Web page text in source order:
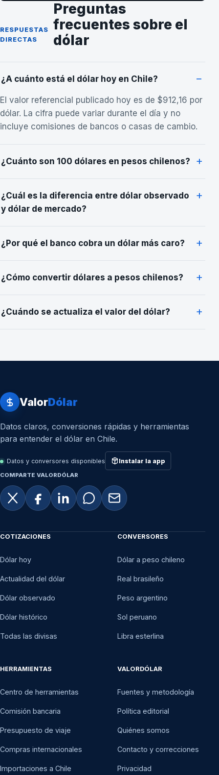
RESPUESTAS
DIRECTAS
Preguntas
frecuentes sobre el
dólar
¿A cuánto está el dólar hoy en Chile?
El valor referencial publicado hoy es de $912,16 por
dólar. La cifra puede variar durante el día y no
incluye comisiones de bancos o casas de cambio.
¿Cuánto son 100 dólares en pesos chilenos? +
¿Cuál es la diferencia entre dólar observado
y dólar de mercado?
+
¿Por qué el banco cobra un dólar más caro? +
¿Cómo convertir dólares a pesos chilenos? +
¿Cuándo se actualiza el valor del dólar? +
ValorDólar
Datos claros, conversiones rápidas y herramientas
para entender el dólar en Chile.
Datos y conversores disponibles Instalar la app
COMPARTE VALORDÓLAR
COTIZACIONES
Dólar hoy
Actualidad del dólar
Dólar observado
Dólar histórico
Todas las divisas
CONVERSORES
Dólar a peso chileno
Real brasileño
Peso argentino
Sol peruano
Libra esterlina
HERRAMIENTAS
Centro de herramientas
Comisión bancaria
Presupuesto de viaje
Compras internacionales
Importaciones a Chile
VALORDÓLAR
Fuentes y metodología
Política editorial
Quiénes somos
Contacto y correcciones
Privacidad